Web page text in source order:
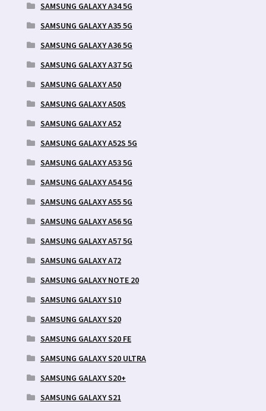
SAMSUNG GALAXY A34 5G
SAMSUNG GALAXY A35 5G
SAMSUNG GALAXY A36 5G
SAMSUNG GALAXY A37 5G
SAMSUNG GALAXY A50
SAMSUNG GALAXY A50S
SAMSUNG GALAXY A52
SAMSUNG GALAXY A52S 5G
SAMSUNG GALAXY A53 5G
SAMSUNG GALAXY A54 5G
SAMSUNG GALAXY A55 5G
SAMSUNG GALAXY A56 5G
SAMSUNG GALAXY A57 5G
SAMSUNG GALAXY A72
SAMSUNG GALAXY NOTE 20
SAMSUNG GALAXY S10
SAMSUNG GALAXY S20
SAMSUNG GALAXY S20 FE
SAMSUNG GALAXY S20 ULTRA
SAMSUNG GALAXY S20+
SAMSUNG GALAXY S21